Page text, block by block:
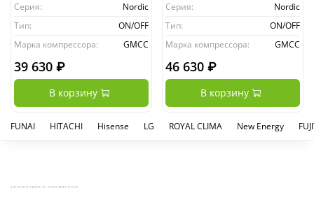
Серия:
Nordic
Тип:
ON/OFF
Марка компрессора:
GMCC
39 630 ₽
В корзину
Серия:
Nordic
Тип:
ON/OFF
Марка компрессора:
GMCC
46 630 ₽
В корзину
FUNAI HITACHI Hisense LG ROYAL CLIMA New Energy